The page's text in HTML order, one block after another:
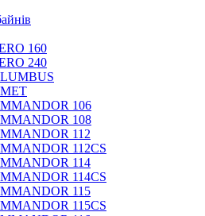
160
240
106
108
112
112CS
114
114CS
115
115CS